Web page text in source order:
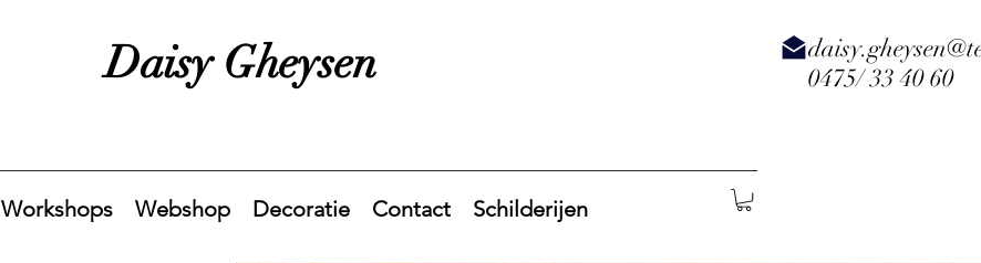
Daisy Gheysen
0475/ 33 40 60
Workshops Webshop Decoratie Contact Schilderijen